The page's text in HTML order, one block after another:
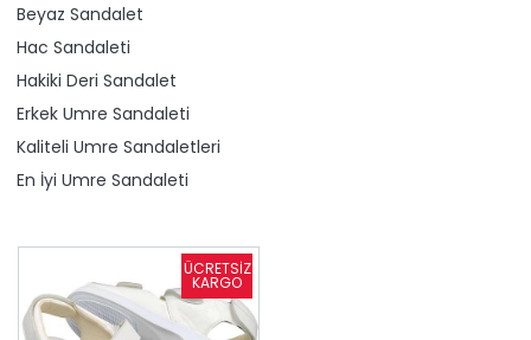
Beyaz Sandalet
Hac Sandaleti
Hakiki Deri Sandalet
Erkek Umre Sandaleti
Kaliteli Umre Sandaletleri
En İyi Umre Sandaleti